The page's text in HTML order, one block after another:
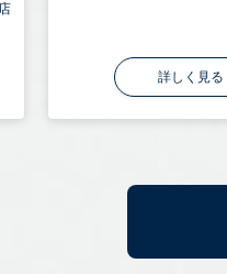
詳しく見る